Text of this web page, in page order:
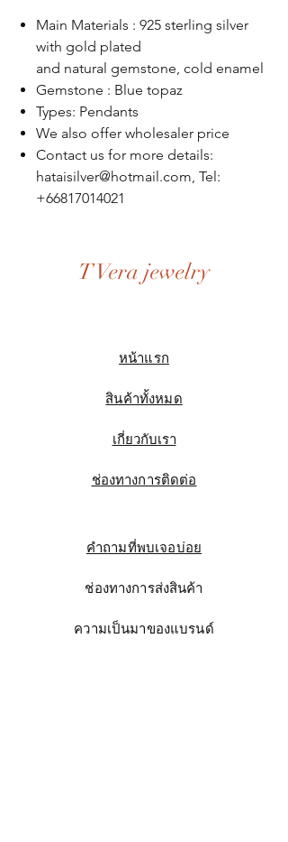
Main Materials : 925 sterling silver
with gold plated
and natural gemstone, cold enamel
Gemstone : Blue topaz
Types: Pendants
We also offer wholesaler price
Contact us for more details:
hataisilver@hotmail.com, Tel:
+66817014021
T Vera jewelry
หน้าแรก
สินค้าทั้งหมด
เกี่ยวกับเรา
ช่องทางการติดต่อ
คำถามที่พบเจอบ่อย
ช่องทางการส่งสินค้า
ความเป็นมาของแบรนด์